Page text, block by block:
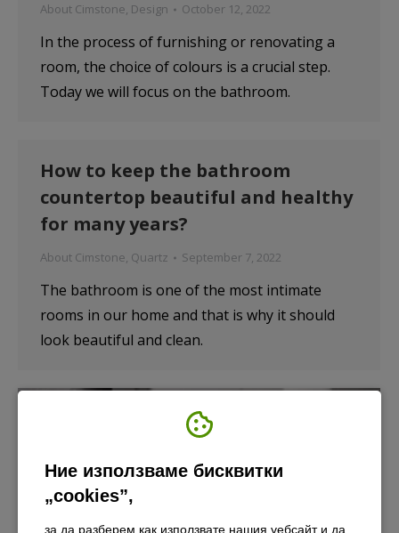
About Cimstone, Design October 12, 2022
In the process of furnishing or renovating a
room, the choice of colours is a crucial step.
Today we will focus on the bathroom.
How to keep the bathroom
countertop beautiful and healthy
for many years?
About Cimstone, Quartz September 7, 2022
The bathroom is one of the most intimate
rooms in our home and that is why it should
look beautiful and clean.
Ние използваме бисквитки
„cookies”,
за да разберем как използвате нашия уебсайт и да